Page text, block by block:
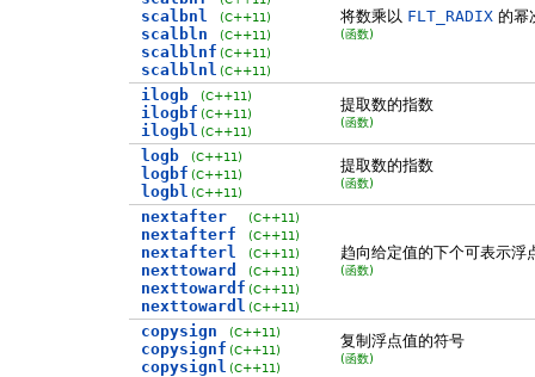
scalbnl
scalbln
scalblnf
scalblnl
(C++11)
(C++11)
(C++11)
(C++11)
将数乘以 FLT_RADIX的幂
(函数)
ilogb
ilogbf
ilogbl
(C++11)
(C++11)
(C++11)
提取数的指数
(函数)
logb
logbf
logbl
(C++11)
(C++11)
(C++11)
提取数的指数
(函数)
nextafter
nextafterf
nextafterl
nexttoward
nexttowardf
nexttowardl
(C++11)
(C++11)
(C++11)
(C++11)
(C++11)
(C++11)
趋向给定值的下个可表示浮
(函数)
copysign
copysignf
copysignl
(C++11)
(C++11)
(C++11)
复制浮点值的符号
(函数)